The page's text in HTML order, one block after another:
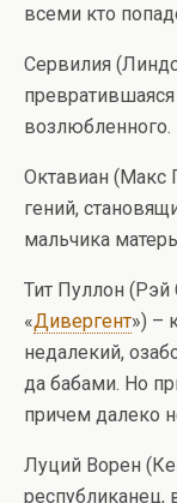
всеми кто
Сервилия
возлюбленного.
Октавиан (Макс
гений,
мальчика
Тит Пуллон (Рэй
«Дивергент») –
недалекий,
да бабами. Но
причем далеко
Луций Ворен